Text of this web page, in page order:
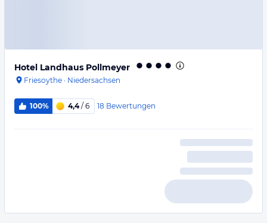
Hotel Landhaus Pollmeyer
Friesoythe · Niedersachsen
100% 4,4/ 6 18 Bewertungen